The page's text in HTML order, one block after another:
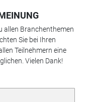
allen Branchenthemen
Sie bei Ihren
Teilnehmern eine
Vielen Dank!